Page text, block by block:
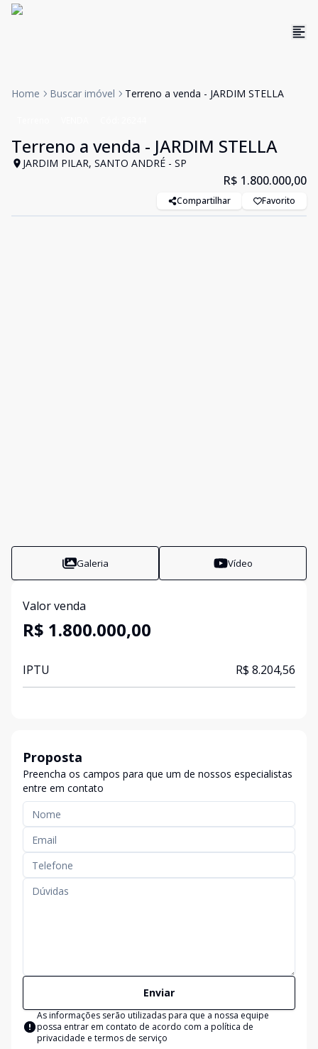
Home Buscar imóvel Terreno a venda - JARDIM STELLA
Terreno a venda - JARDIM STELLA
JARDIM PILAR, SANTO ANDRÉ - SP
R$ 1.800.000,00
Compartilhar Favorito
Galeria Vídeo
Valor venda
R$ 1.800.000,00
IPTU R$ 8.204,56
Proposta
Preencha os campos para que um de nossos especialistas
entre em contato
Enviar
As informações serão utilizadas para que a nossa equipe
possa entrar em contato de acordo com a política de
privacidade e termos de serviço